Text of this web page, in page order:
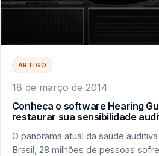
ARTIGO
18 de março de 2014
Conheça o software Hearing
restaurar sua sensibilidade
O panorama atual da saúde
Brasil, 28 milhões de pessoas